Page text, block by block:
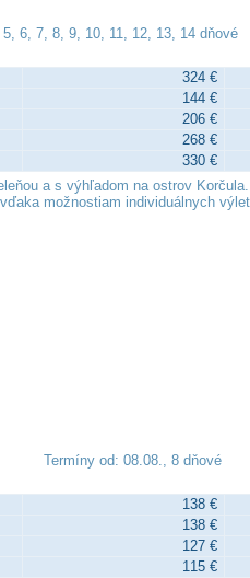
6, 7, 8, 9, 10, 11, 12, 13, 14 dňové
324 €
144 €
206 €
268 €
330 €
a s výhľadom na ostrov
možnostiam individuálnych
Termíny od: 08.08., 8 dňové
138 €
138 €
127 €
115 €